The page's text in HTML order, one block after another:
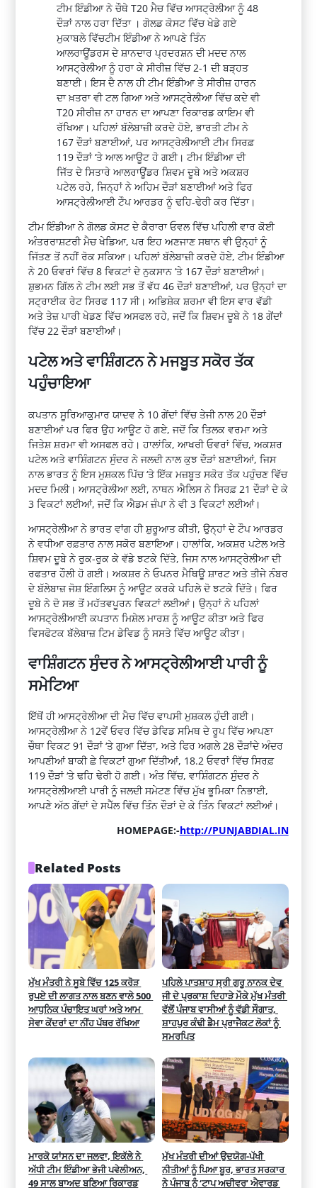
ਟੀਮ ਇੰਡੀਆ ਨੇ ਚੌਥੇ T20 ਮੈਚ ਵਿੱਚ ਆਸਟ੍ਰੇਲੀਆ ਨੂੰ 48
ਦੌੜਾਂ ਨਾਲ ਹਰਾ ਦਿੱਤਾ । ਗੋਲਡ ਕੋਸਟ ਵਿੱਚ ਖੇਡੇ ਗਏ
ਮੁਕਾਬਲੇ ਵਿੱਚਟੀਮ ਇੰਡੀਆ ਨੇ ਆਪਣੇ ਤਿੰਨ
ਆਲਰਾਊਂਡਰਸ ਦੇ ਸ਼ਾਨਦਾਰ ਪ੍ਰਦਰਸ਼ਨ ਦੀ ਮਦਦ ਨਾਲ
ਆਸਟ੍ਰੇਲੀਆ ਨੂੰ ਹਰਾ ਕੇ ਸੀਰੀਜ਼ ਵਿੱਚ 2-1 ਦੀ ਬੜ੍ਹਤ
ਬਣਾਈ। ਇਸ ਦੈ ਨਾਲ ਹੀ ਟੀਮ ਇੰਡੀਆ ਤੇ ਸੀਰੀਜ਼ ਹਾਰਨ
ਦਾ ਖ਼ਤਰਾ ਵੀ ਟਲ ਗਿਆ ਅਤੇ ਆਸਟ੍ਰੇਲੀਆ ਵਿੱਚ ਕਦੇ ਵੀ
T20 ਸੀਰੀਜ਼ ਨਾ ਹਾਰਨ ਦਾ ਆਪਣਾ ਰਿਕਾਰਡ ਕਾਇਮ ਵੀ
ਰੱਖਿਆ। ਪਹਿਲਾਂ ਬੱਲੇਬਾਜ਼ੀ ਕਰਦੇ ਹੋਏ, ਭਾਰਤੀ ਟੀਮ ਨੇ
167 ਦੌੜਾਂ ਬਣਾਈਆਂ, ਪਰ ਆਸਟ੍ਰੇਲੀਆਈ ਟੀਮ ਸਿਰਫ਼
119 ਦੌੜਾਂ ‘ਤੇ ਆਲ ਆਊਟ ਹੋ ਗਈ। ਟੀਮ ਇੰਡੀਆ ਦੀ
ਜਿੱਤ ਦੇ ਸਿਤਾਰੇ ਆਲਰਾਊਂਡਰ ਸ਼ਿਵਮ ਦੂਬੇ ਅਤੇ ਅਕਸ਼ਰ
ਪਟੇਲ ਰਹੇ, ਜਿਨ੍ਹਾਂ ਨੇ ਅਹਿਮ ਦੌੜਾਂ ਬਣਾਈਆਂ ਅਤੇ ਫਿਰ
ਆਸਟ੍ਰੇਲੀਆਈ ਟੌਪ ਆਰਡਰ ਨੂੰ ਢਹਿ-ਢੇਰੀ ਕਰ ਦਿੱਤਾ।
ਟੀਮ ਇੰਡੀਆ ਨੇ ਗੋਲਡ ਕੋਸਟ ਦੇ ਕੈਰਾਰਾ ਓਵਲ ਵਿੱਚ ਪਹਿਲੀ ਵਾਰ ਕੋਈ
ਅੰਤਰਰਾਸ਼ਟਰੀ ਮੈਚ ਖੇਡਿਆ, ਪਰ ਇਹ ਅਣਜਾਣ ਸਥਾਨ ਵੀ ਉਨ੍ਹਾਂ ਨੂੰ
ਜਿੱਤਣ ਤੋਂ ਨਹੀਂ ਰੋਕ ਸਕਿਆ। ਪਹਿਲਾਂ ਬੱਲੇਬਾਜ਼ੀ ਕਰਦੇ ਹੋਏ, ਟੀਮ ਇੰਡੀਆ
ਨੇ 20 ਓਵਰਾਂ ਵਿੱਚ 8 ਵਿਕਟਾਂ ਦੇ ਨੁਕਸਾਨ ‘ਤੇ 167 ਦੌੜਾਂ ਬਣਾਈਆਂ।
ਸ਼ੁਭਮਨ ਗਿੱਲ ਨੇ ਟੀਮ ਲਈ ਸਭ ਤੋਂ ਵੱਧ 46 ਦੌੜਾਂ ਬਣਾਈਆਂ, ਪਰ ਉਨ੍ਹਾਂ ਦਾ
ਸਟ੍ਰਾਈਕ ਰੇਟ ਸਿਰਫ 117 ਸੀ। ਅਭਿਸ਼ੇਕ ਸ਼ਰਮਾ ਵੀ ਇਸ ਵਾਰ ਵੱਡੀ
ਅਤੇ ਤੇਜ਼ ਪਾਰੀ ਖੇਡਣ ਵਿੱਚ ਅਸਫਲ ਰਹੇ, ਜਦੋਂ ਕਿ ਸ਼ਿਵਮ ਦੂਬੇ ਨੇ 18 ਗੇਂਦਾਂ
ਵਿੱਚ 22 ਦੌੜਾਂ ਬਣਾਈਆਂ।
ਪਟੇਲ ਅਤੇ ਵਾਸ਼ਿੰਗਟਨ ਨੇ ਮਜਬੂਤ ਸਕੋਰ ਤੱਕ
ਪਹੁੰਚਾਇਆ
ਕਪਤਾਨ ਸੂਰਿਆਕੁਮਾਰ ਯਾਦਵ ਨੇ 10 ਗੇਂਦਾਂ ਵਿੱਚ ਤੇਜੀ ਨਾਲ 20 ਦੌੜਾਂ
ਬਣਾਈਆਂ ਪਰ ਫਿਰ ਉਹ ਆਊਟ ਹੋ ਗਏ, ਜਦੋਂ ਕਿ ਤਿਲਕ ਵਰਮਾ ਅਤੇ
ਜਿਤੇਸ਼ ਸ਼ਰਮਾ ਵੀ ਅਸਫਲ ਰਹੇ। ਹਾਲਾਂਕਿ, ਆਖਰੀ ਓਵਰਾਂ ਵਿੱਚ, ਅਕਸ਼ਰ
ਪਟੇਲ ਅਤੇ ਵਾਸ਼ਿੰਗਟਨ ਸੁੰਦਰ ਨੇ ਜਲਦੀ ਨਾਲ ਕੁਝ ਦੌੜਾਂ ਬਣਾਈਆਂ, ਜਿਸ
ਨਾਲ ਭਾਰਤ ਨੂੰ ਇਸ ਮੁਸ਼ਕਲ ਪਿੱਚ ‘ਤੇ ਇੱਕ ਮਜ਼ਬੂਤ ​​ਸਕੋਰ ਤੱਕ ਪਹੁੰਚਣ ਵਿੱਚ
ਮਦਦ ਮਿਲੀ। ਆਸਟ੍ਰੇਲੀਆ ਲਈ, ਨਾਥਨ ਐਲਿਸ ਨੇ ਸਿਰਫ਼ 21 ਦੌੜਾਂ ਦੇ ਕੇ
3 ਵਿਕਟਾਂ ਲਈਆਂ, ਜਦੋਂ ਕਿ ਐਡਮ ਜ਼ੰਪਾ ਨੇ ਵੀ 3 ਵਿਕਟਾਂ ਲਈਆਂ।
ਆਸਟ੍ਰੇਲੀਆ ਨੇ ਭਾਰਤ ਵਾਂਗ ਹੀ ਸ਼ੁਰੂਆਤ ਕੀਤੀ, ਉਨ੍ਹਾਂ ਦੇ ਟੌਪ ਆਰਡਰ
ਨੇ ਵਧੀਆ ਰਫ਼ਤਾਰ ਨਾਲ ਸਕੋਰ ਬਣਾਇਆ। ਹਾਲਾਂਕਿ, ਅਕਸ਼ਰ ਪਟੇਲ ਅਤੇ
ਸ਼ਿਵਮ ਦੂਬੇ ਨੇ ਰੁਕ-ਰੁਕ ਕੇ ਵੱਡੇ ਝਟਕੇ ਦਿੱਤੇ, ਜਿਸ ਨਾਲ ਆਸਟ੍ਰੇਲੀਆ ਦੀ
ਰਫਤਾਰ ਹੌਲੀ ਹੋ ਗਈ। ਅਕਸ਼ਰ ਨੇ ਓਪਨਰ ਮੈਥਿਊ ਸ਼ਾਰਟ ਅਤੇ ਤੀਜੇ ਨੰਬਰ
ਦੇ ਬੱਲੇਬਾਜ਼ ਜੋਸ਼ ਇੰਗਲਿਸ ਨੂੰ ਆਊਟ ਕਰਕੇ ਪਹਿਲੇ ਦੋ ਝਟਕੇ ਦਿੱਤੇ। ਫਿਰ
ਦੂਬੇ ਨੇ ਦੋ ਸਭ ਤੋਂ ਮਹੱਤਵਪੂਰਨ ਵਿਕਟਾਂ ਲਈਆਂ। ਉਨ੍ਹਾਂ ਨੇ ਪਹਿਲਾਂ
ਆਸਟ੍ਰੇਲੀਆਈ ਕਪਤਾਨ ਮਿਸ਼ੇਲ ਮਾਰਸ਼ ਨੂੰ ਆਊਟ ਕੀਤਾ ਅਤੇ ਫਿਰ
ਵਿਸਫੋਟਕ ਬੱਲੇਬਾਜ਼ ਟਿਮ ਡੇਵਿਡ ਨੂੰ ਸਸਤੇ ਵਿੱਚ ਆਊਟ ਕੀਤਾ।
ਵਾਸ਼ਿੰਗਟਨ ਸੁੰਦਰ ਨੇ ਆਸਟ੍ਰੇਲੀਆਈ ਪਾਰੀ ਨੂੰ
ਸਮੇਟਿਆ
ਇੱਥੋਂ ਹੀ ਆਸਟ੍ਰੇਲੀਆ ਦੀ ਮੈਚ ਵਿੱਚ ਵਾਪਸੀ ਮੁਸ਼ਕਲ ਹੁੰਦੀ ਗਈ।
ਆਸਟ੍ਰੇਲੀਆ ਨੇ 12ਵੇਂ ਓਵਰ ਵਿੱਚ ਡੇਵਿਡ ਸਮਿਥ ਦੇ ਰੂਪ ਵਿੱਚ ਆਪਣਾ
ਚੌਥਾ ਵਿਕਟ 91 ਦੌੜਾਂ ‘ਤੇ ਗੁਆ ਦਿੱਤਾ, ਅਤੇ ਫਿਰ ਅਗਲੇ 28 ਦੌੜਾਂਦੇ ਅੰਦਰ
ਆਪਣੀਆਂ ਬਾਕੀ ਛੇ ਵਿਕਟਾਂ ਗੁਆ ਦਿੱਤੀਆਂ, 18.2 ਓਵਰਾਂ ਵਿੱਚ ਸਿਰਫ਼
119 ਦੌੜਾਂ ‘ਤੇ ਢਹਿ ਢੇਰੀ ਹੋ ਗਈ। ਅੰਤ ਵਿੱਚ, ਵਾਸ਼ਿੰਗਟਨ ਸੁੰਦਰ ਨੇ
ਆਸਟ੍ਰੇਲੀਆਈ ਪਾਰੀ ਨੂੰ ਜਲਦੀ ਸਮੇਟਣ ਵਿੱਚ ਮੁੱਖ ਭੂਮਿਕਾ ਨਿਭਾਈ,
ਆਪਣੇ ਅੱਠ ਗੇਂਦਾਂ ਦੇ ਸਪੈੱਲ ਵਿੱਚ ਤਿੰਨ ਦੌੜਾਂ ਦੇ ਕੇ ਤਿੰਨ ਵਿਕਟਾਂ ਲਈਆਂ।
HOMEPAGE:-http://PUNJABDIAL.IN
Related Posts
ਮੁੱਖ ਮੰਤਰੀ ਨੇ ਸੂਬੇ ਵਿੱਚ 125 ਕਰੋੜ
ਰੁਪਏ ਦੀ ਲਾਗਤ ਨਾਲ ਬਣਨ ਵਾਲੇ 500
ਆਧੁਨਿਕ ਪੰਚਾਇਤ ਘਰਾਂ ਅਤੇ ਆਮ
ਸੇਵਾ ਕੇਂਦਰਾਂ ਦਾ ਨੀਂਹ ਪੱਥਰ ਰੱਖਿਆ
ਪਹਿਲੇ ਪਾਤਸ਼ਾਹ ਸ੍ਰੀ ਗੁਰੂ ਨਾਨਕ ਦੇਵ
ਜੀ ਦੇ ਪ੍ਰਕਾਸ਼ ਦਿਹਾੜੇ ਮੌਕੇ ਮੁੱਖ ਮੰਤਰੀ
ਵੱਲੋਂ ਪੰਜਾਬ ਵਾਸੀਆਂ ਨੂੰ ਵੱਡੀ ਸੌਗਾਤ,
ਸ਼ਾਹਪੁਰ ਕੰਢੀ ਡੈਮ ਪ੍ਰਾਜੈਕਟ ਲੋਕਾਂ ਨੂੰ
ਸਮਰਪਿਤ
ਮਾਰਕੋ ਯਾਂਸਨ ਦਾ ਜਲਵਾ, ਇਕੱਲੇ ਨੇ
ਅੱਧੀ ਟੀਮ ਇੰਡੀਆ ਭੇਜੀ ਪਵੇਲੀਅਨ,
49 ਸਾਲ ਬਾਅਦ ਬਣਿਆ ਰਿਕਾਰਡ
ਮੁੱਖ ਮੰਤਰੀ ਦੀਆਂ ਉਦਯੋਗ-ਪੱਖੀ
ਨੀਤੀਆਂ ਨੂੰ ਪਿਆ ਬੂਰ, ਭਾਰਤ ਸਰਕਾਰ
ਨੇ ਪੰਜਾਬ ਨੂੰ ‘ਟਾਪ ਅਚੀਵਰ’ ਐਵਾਰਡ